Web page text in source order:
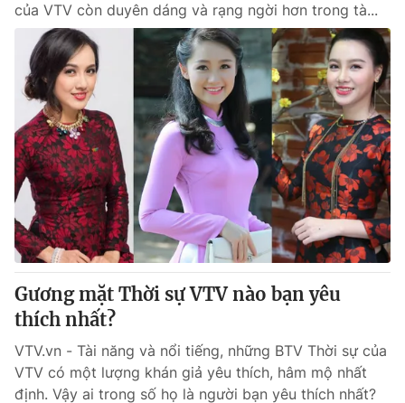
của VTV còn duyên dáng và rạng ngời hơn trong tà...
Gương mặt Thời sự VTV nào bạn yêu
thích nhất?
VTV.vn - Tài năng và nổi tiếng, những BTV Thời sự của
VTV có một lượng khán giả yêu thích, hâm mộ nhất
định. Vậy ai trong số họ là người bạn yêu thích nhất?